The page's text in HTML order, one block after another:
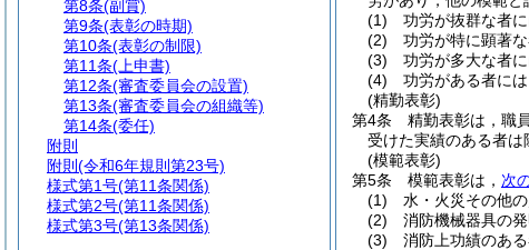
(1)
功労が抜群な者
(2)
功労が特に顕著
(3)
功労が多大な者
(4)
功労がある者に
(精勤表彰)
第4条
精勤表彰は，職
受けた実績のある者は
(模範表彰)
第5条
模範表彰は， 次
(1)
水・火災その他
(2)
消防機械器具の
(3)
消防上功績のあ
第8条(副賞)
第9条(表彰の時期)
第10条(表彰の制限)
第11条(上申書)
第12条(審査委員会の設置)
第13条(審査委員会の組織等)
第14条(委任)
附則
附則 (令和6年規則第23号)
様式第1号(第11条関係)
様式第2号(第11条関係)
様式第3号(第13条関係)